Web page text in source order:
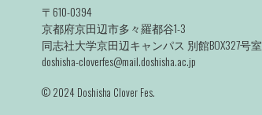
〒610-0394
京都府京田辺市多々羅都谷1-3
同志社大学京田辺キャンパス 別館BOX327号室
doshisha-cloverfes@mail.doshisha.ac.jp
©️ 2024 Doshisha Clover Fes.